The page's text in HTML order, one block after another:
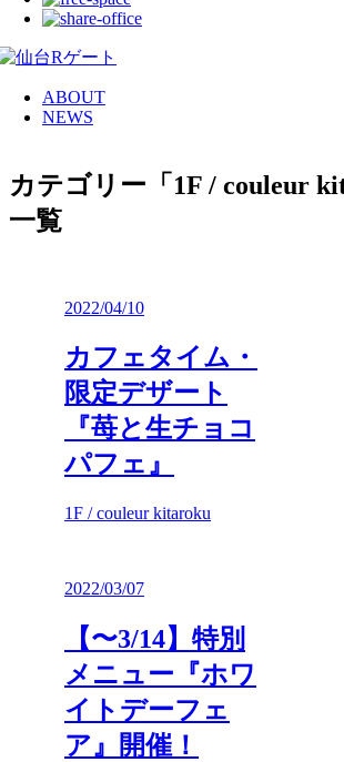
ABOUT
NEWS
カテゴリー「1F / couleur
一覧
2022/04/10
カフェタイム・
限定デザート
『苺と生チョコ
パフェ』
1F / couleur kitaroku
2022/03/07
【〜3/14】特別
メニュー『ホワ
イトデーフェ
ア』開催！